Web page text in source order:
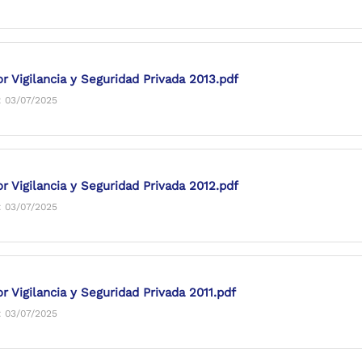
Vigilancia y Seguridad Privada 2013.pdf
03/07/2025
Vigilancia y Seguridad Privada 2012.pdf
03/07/2025
Vigilancia y Seguridad Privada 2011.pdf
03/07/2025